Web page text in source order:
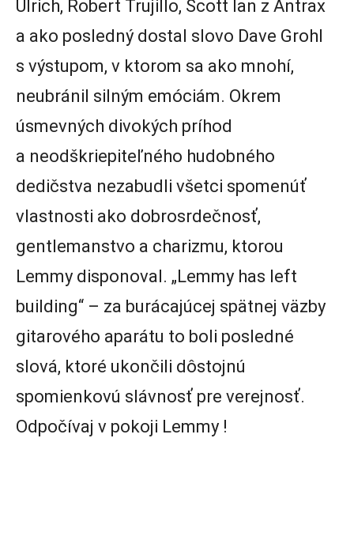
Ulrich, Robert Trujillo, Scott Ian z Antrax
a ako posledný dostal slovo Dave Grohl
s výstupom, v ktorom sa ako mnohí,
neubránil silným emóciám. Okrem
úsmevných divokých príhod
a neodškriepiteľného hudobného
dedičstva nezabudli všetci spomenúť
vlastnosti ako dobrosrdečnosť,
gentlemanstvo a charizmu, ktorou
Lemmy disponoval. „Lemmy has left
building“ – za burácajúcej spätnej väzby
gitarového aparátu to boli posledné
slová, ktoré ukončili dôstojnú
spomienkovú slávnosť pre verejnosť.
Odpočívaj v pokoji Lemmy !